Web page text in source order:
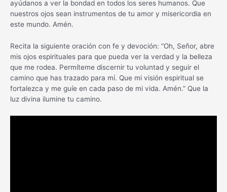
ayúdanos a ver la bondad en todos los seres humanos. Que
nuestros ojos sean instrumentos de tu amor y misericordia en
este mundo. Amén.
Recita la siguiente oración con fe y devoción: “Oh, Señor, abre
mis ojos espirituales para que pueda ver la verdad y la belleza
que me rodea. Permíteme discernir tu voluntad y seguir el
camino que has trazado para mí. Que mi visión espiritual se
fortalezca y me guíe en cada paso de mi vida. Amén.” Que la
luz divina ilumine tu camino.